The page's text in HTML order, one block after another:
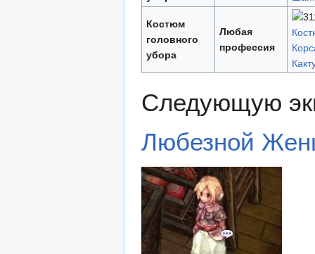
Костюм
головного
убора
Любая
профессия
Следующую
Любезной